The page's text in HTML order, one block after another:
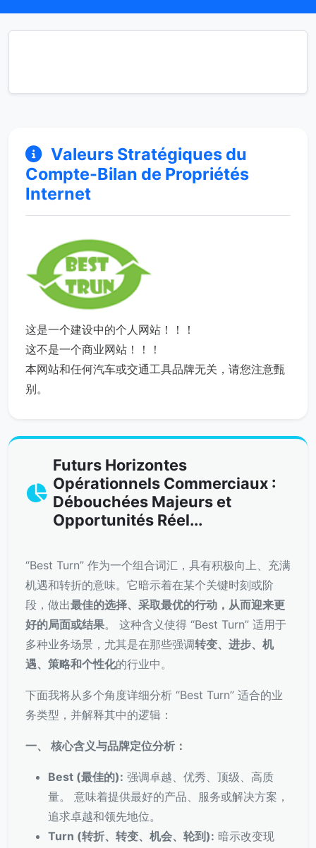
Valeurs Stratégiques du
Compte-Bilan de Propriétés
Internet
这是一个建设中的个人网站！！！
这不是一个商业网站！！！
本网站和任何汽车或交通工具品牌无关，请您注意甄
别。
Futurs Horizontes
Opérationnels Commerciaux :
Débouchées Majeurs et
Opportunités Réel...
“Best Turn” 作为一个组合词汇，具有积极向上、充满
机遇和转折的意味。它暗示着在某个关键时刻或阶
段，做出最佳的选择、采取最优的行动，从而迎来更
好的局面或结果。 这种含义使得 “Best Turn” 适用于
多种业务场景，尤其是在那些强调转变、进步、机
遇、策略和个性化的行业中。
下面我将从多个角度详细分析 “Best Turn” 适合的业
务类型，并解释其中的逻辑：
一、 核心含义与品牌定位分析：
Best (最佳的): 强调卓越、优秀、顶级、高质
量。 意味着提供最好的产品、服务或解决方案，
追求卓越和领先地位。
Turn (转折、转变、机会、轮到): 暗示改变现